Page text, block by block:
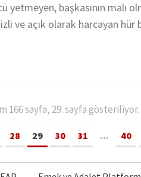
yetmeyen, başkasının malı
ve açık olarak harcayan
166 sayfa, 29. sayfa gösteriliyor.
28 29 30 31 ... 40